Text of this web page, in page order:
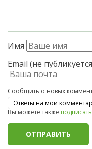
Имя
Email (не
Сообщить о новых
Вы можете также